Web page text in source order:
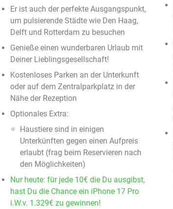
Er ist auch der perfekte Ausgangspunkt,
um pulsierende Städte wie Den Haag,
Delft und Rotterdam zu besuchen
Genieße einen wunderbaren Urlaub mit
Deiner Lieblingsgesellschaft!
Kostenloses Parken an der Unterkunft
oder auf dem Zentralparkplatz in der
Nähe der Rezeption
Optionales Extra:
Haustiere sind in einigen
Unterkünften gegen einen Aufpreis
erlaubt (frag beim Reservieren nach
den Möglichkeiten)
Nur heute: für jede 10€ die Du ausgibst,
hast Du die Chance ein iPhone 17 Pro
i.W.v. 1.329€ zu gewinnen!